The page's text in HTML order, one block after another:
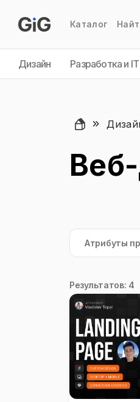
Каталог
Дизайн Разработка и IT
Результатов: 4